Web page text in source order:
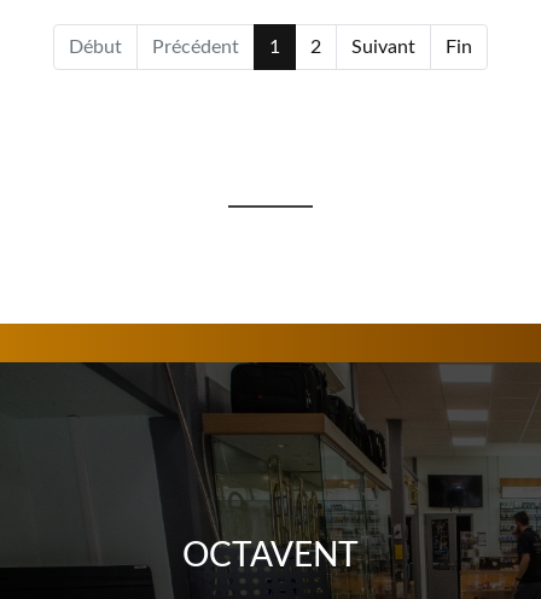
Début Précédent 1 2 Suivant Fin
OCTAVENT